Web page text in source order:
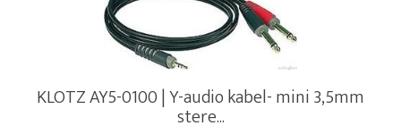
KLOTZ AY5-0100 | Y-audio kabel- mini 3,5mm
stere...